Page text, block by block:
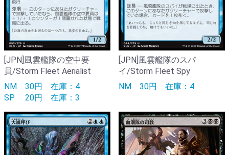
[JPN]風雲艦隊の空中要
員/Storm Fleet Aerialist
NM 30円 在庫：4
SP
20円 在庫：3
[JPN]風雲艦隊のスパ
イ/Storm Fleet Spy
NM 30円 在庫：4